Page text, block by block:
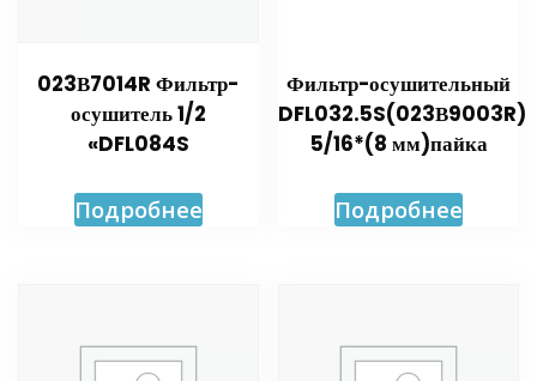
023В7014R Фильтр-
осушитель 1/2
«DFL084S
Подробнее
Фильтр-осушительный
DFL032.5S(023В9003R)
5/16*(8 мм)пайка
Подробнее